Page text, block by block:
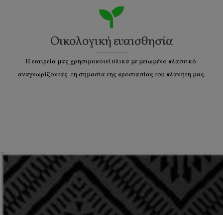
Οικολογική ευαισθησία
Η εταιρεία μας χρησιμοποιεί υλικά με μειωμένο πλαστικό
αναγνωρίζοντας τη σημασία της προστασίας του πλανήτη μας.